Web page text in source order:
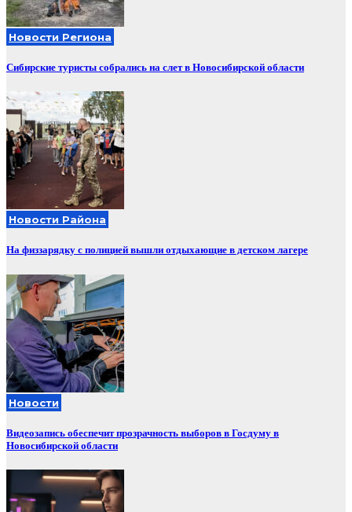
Новости Региона
Сибирские туристы собрались на слет в Новосибирской области
Новости Района
На физзарядку с полицией вышли отдыхающие в детском лагере
Новости
Видеозапись обеспечит прозрачность выборов в Госдуму в
Новосибирской области